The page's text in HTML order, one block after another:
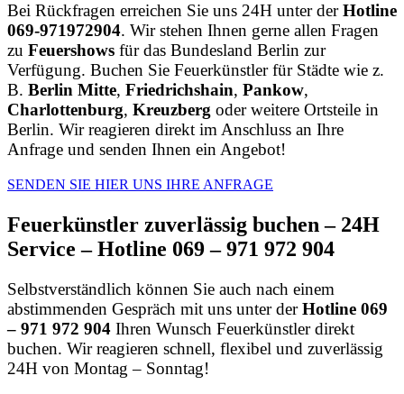
Bei Rückfragen erreichen Sie uns 24H unter derHotline
069-971972904. Wir stehen Ihnen gerne allen Fragen
zu Feuershows für das Bundesland Berlin zur
Verfügung. Buchen Sie Feuerkünstler für Städte wie z.
B. Berlin Mitte, Friedrichshain, Pankow,
Charlottenburg, Kreuzberg oder weitere Ortsteile in
Berlin. Wir reagieren direkt im Anschluss an Ihre
Anfrage und senden Ihnen ein Angebot!
SENDEN SIE HIER UNS IHRE ANFRAGE
Feuerkünstler zuverlässig buchen – 24H
Service – Hotline 069 – 971 972 904
Selbstverständlich können Sie auch nach einem
abstimmenden Gespräch mit uns unter derHotline 069
– 971 972 904 Ihren Wunsch Feuerkünstler direkt
buchen. Wir reagieren schnell, flexibel und zuverlässig
24H von Montag – Sonntag!